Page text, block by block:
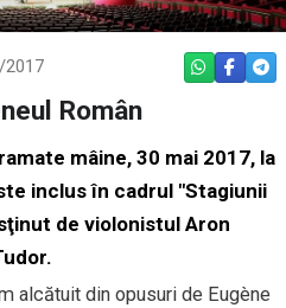
2017 WHATSAPP
Român
mâine, 30 mai 2017, la
inclus în cadrul "Stagiunii
de violonistul Aron
alcătuit din opusuri de Eugène